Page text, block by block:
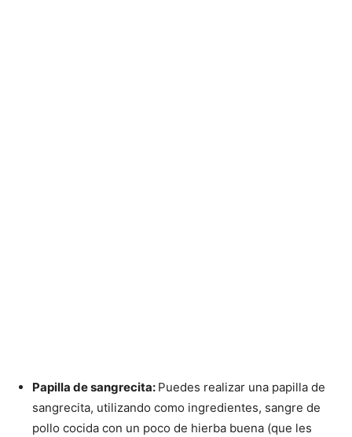
Papilla de sangrecita: Puedes realizar una papilla de
sangrecita, utilizando como ingredientes, sangre de
pollo cocida con un poco de hierba buena (que les